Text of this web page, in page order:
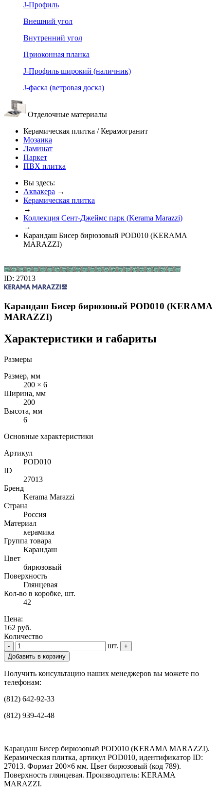
J-Профиль
Внешний угол
Внутренний угол
Приоконная планка
J-Профиль широкий (наличник)
J-фаска (ветровая доска)
Отделочные материалы
Керамическая плитка / Керамогранит
Мозаика
Ламинат
Паркет
ПВХ плитка
Вы здесь:
Аквакера →
Керамическая плитка
→
Коллекция Сент-Джеймс парк (Kerama Marazzi)
→
Карандаш Бисер бирюзовый POD010 (KERAMA
MARAZZI)
ID: 27013
Карандаш Бисер бирюзовый POD010 (KERAMA
MARAZZI)
Характеристики и габариты
Размеры
Размер, мм
200 × 6
Ширина, мм
200
Высота, мм
6
Основные характеристики
Артикул
POD010
ID
27013
Бренд
Kerama Marazzi
Страна
Россия
Материал
керамика
Группа товара
Карандаш
Цвет
бирюзовый
Поверхность
Глянцевая
Кол-во в коробке, шт.
42
Цена:
162 руб.
Количество
- шт.
+
Добавить в корзину
Получить консультацию наших менеджеров вы можете по
телефонам:
(812) 642-92-33
(812) 939-42-48
Карандаш Бисер бирюзовый POD010 (KERAMA MARAZZI).
Керамическая плитка, артикул POD010, идентификатор ID:
27013. Формат 200×6 мм. Цвет бирюзовый (код 789).
Поверхность глянцевая. Производитель: KERAMA
MARAZZI.